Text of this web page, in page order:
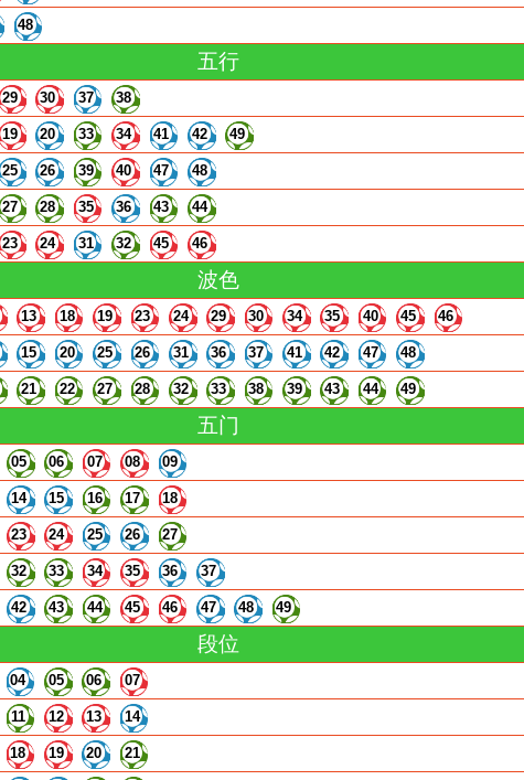
48
五行
29 30 37 38
19 20 33 34 41 42 49
25 26 39 40 47 48
27 28 35 36 43 44
23 24 31 32 45 46
波色
13 18 19 23 24 29 30 34 35 40 45 46
15 20 25 26 31 36 37 41 42 47 48
21 22 27 28 32 33 38 39 43 44 49
五门
05 06 07 08 09
14 15 16 17 18
23 24 25 26 27
32 33 34 35 36 37
42 43 44 45 46 47 48 49
段位
04 05 06 07
11 12 13 14
18 19 20 21